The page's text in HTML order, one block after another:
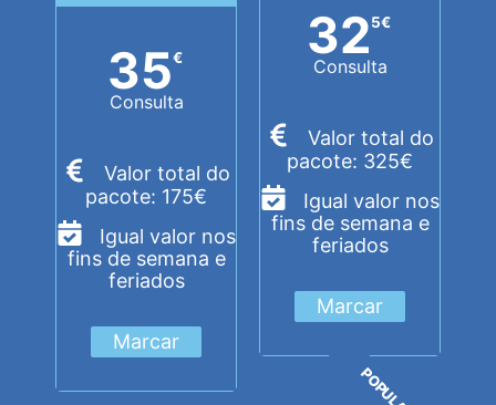
35€
Consulta
Valor total do
pacote: 175€
Igual valor nos
fins de semana e
feriados
Marcar
325€
Consulta
Valor total do
pacote: 325€
Igual valor nos
fins de semana e
feriados
Marcar